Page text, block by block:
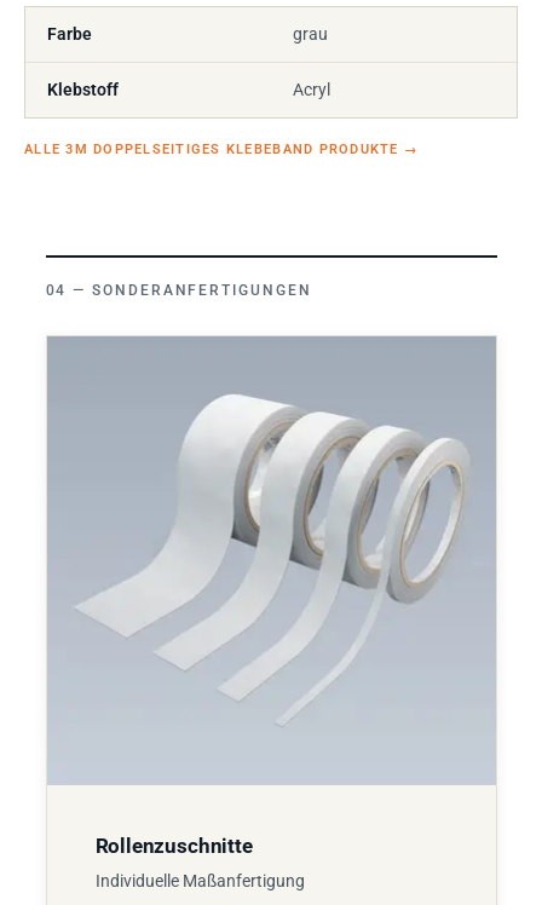
Farbe grau
Klebstoff Acryl
ALLE 3M DOPPELSEITIGES KLEBEBAND PRODUKTE →
SONDERANFERTIGUNGEN
Rollenzuschnitte
Individuelle Maßanfertigung